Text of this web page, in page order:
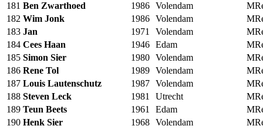
181 Ben Zwarthoed 1986 Volendam
182 Wim Jonk 1986 Volendam
183 Jan 1971 Volendam
184 Cees Haan 1946 Edam
185 Simon Sier 1980 Volendam
186 Rene Tol 1989 Volendam
187 Louis Lautenschutz 1987 Volendam
188 Steven Leck 1981 Utrecht
189 Teun Beets 1961 Edam
190 Henk Sier 1968 Volendam